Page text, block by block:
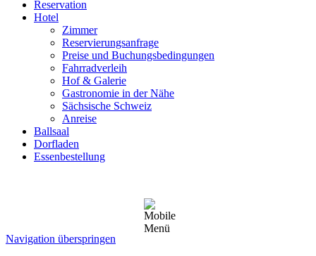
Reservation
Hotel
Zimmer
Reservierungsanfrage
Preise und Buchungsbedingungen
Fahrradverleih
Hof & Galerie
Gastronomie in der Nähe
Sächsische Schweiz
Anreise
Ballsaal
Dorfladen
Essenbestellung
Navigation überspringen